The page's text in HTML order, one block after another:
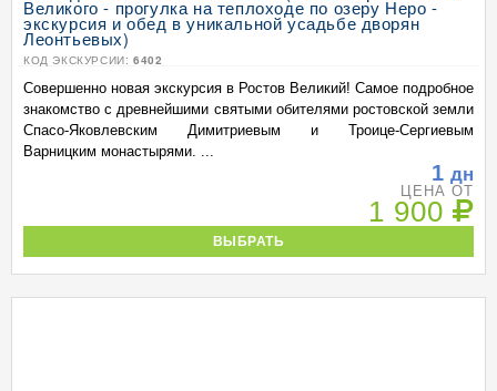
Великого - прогулка на теплоходе по озеру Неро -
экскурсия и обед в уникальной усадьбе дворян
Леонтьевых)
КОД ЭКСКУРСИИ: 6402
Совершенно новая экскурсия в Ростов Великий! Самое подробное
знакомство с древнейшими святыми обителями ростовской земли
Спасо-Яковлевским Димитриевым и Троице-Сергиевым
Варницким монастырями. ...
1 дн
ЦЕНА ОТ
1 900
ВЫБРАТЬ